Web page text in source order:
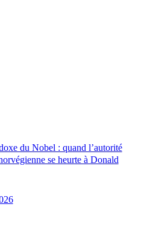
du Nobel : quand l’autorité
se heurte à Donald